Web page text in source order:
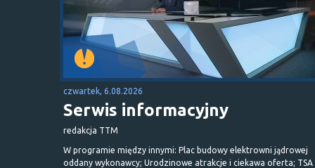
czwartek, 6.08.2026
Serwis informacyjny
redakcja TTM
W programie między innymi: Plac budowy elektrowni jądrowej
oddany wykonawcy; Urodzinowe atrakcje i ciekawa oferta; TSA